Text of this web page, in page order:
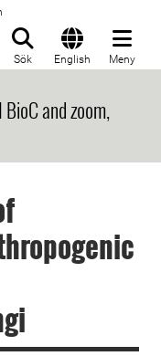
Sök English Meny
and zoom,